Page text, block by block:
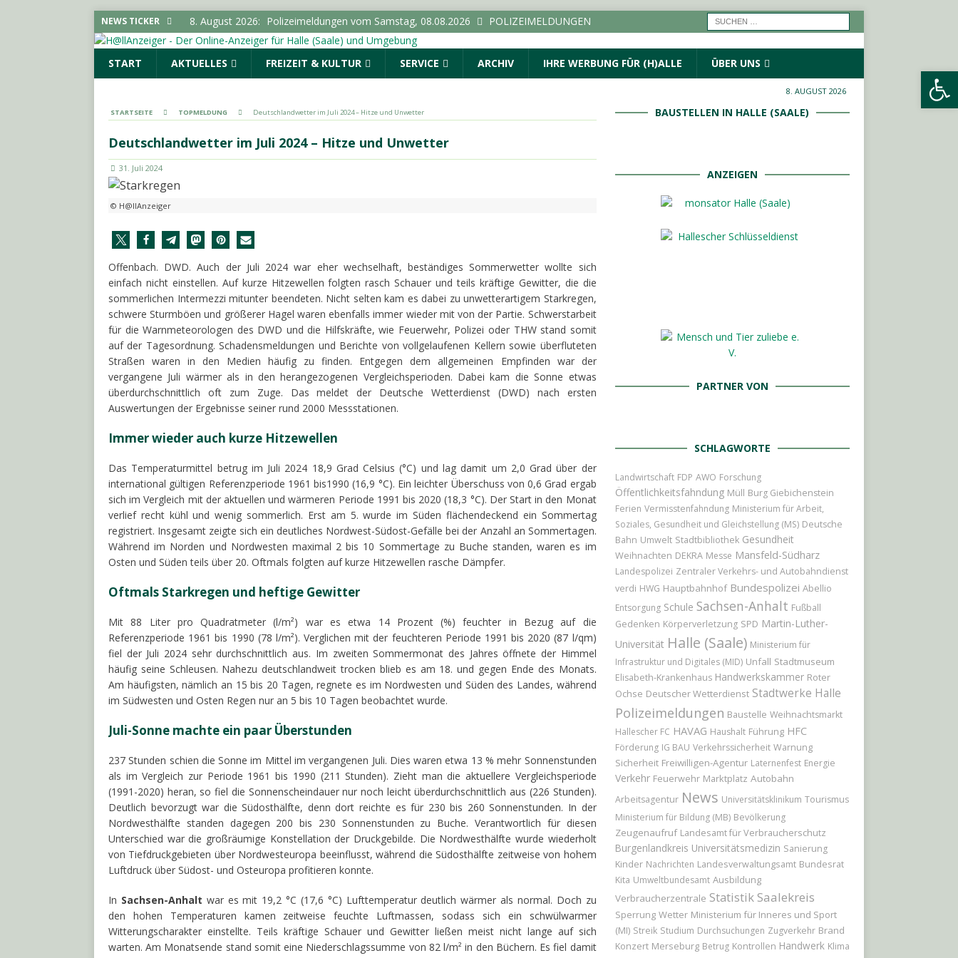
Werkzeugleiste öffnen
NEWS TICKER 8. August 2026: Polizeimeldungen vom Samstag, 08.08.2026
POLIZEIMELDUNGEN
8. August 2026: Über 24.000 Euro flossen in Sachsen-Anhalt im Jahr 2024 pro Kopf in
den Konsum
SACHSEN-ANHALT INFO
keine Förderhindernisse erfinden”
LOKALE NACHRICHTEN - HALLE (SAALE) &
7. August 2026: Pkw-Kontrolle führt zu Durchsuchung und Festnahmen
START AKTUELLES FREIZEIT & KULTUR SERVICE ARCHIV IHRE WERBUNG FÜR (H)ALLE ÜBER UNS
8. AUGUST 2026
STARTSEITE TOPMELDUNG Deutschlandwetter im Juli 2024 – Hitze und Unwetter
Deutschlandwetter im Juli 2024 – Hitze und Unwetter
31. Juli 2024
© H@llAnzeiger
Offenbach. DWD. Auch der Juli 2024 war eher wechselhaft, beständiges Sommerwetter wollte sich
einfach nicht einstellen. Auf kurze Hitzewellen folgten rasch Schauer und teils kräftige Gewitter, die die
sommerlichen Intermezzi mitunter beendeten. Nicht selten kam es dabei zu unwetterartigem Starkregen,
schwere Sturmböen und größerer Hagel waren ebenfalls immer wieder mit von der Partie. Schwerstarbeit
für die Warnmeteorologen des DWD und die Hilfskräfte, wie Feuerwehr, Polizei oder THW stand somit
auf der Tagesordnung. Schadensmeldungen und Berichte von vollgelaufenen Kellern sowie überfluteten
Straßen waren in den Medien häufig zu finden. Entgegen dem allgemeinen Empfinden war der
vergangene Juli wärmer als in den herangezogenen Vergleichsperioden. Dabei kam die Sonne etwas
überdurchschnittlich oft zum Zuge. Das meldet der Deutsche Wetterdienst (DWD) nach ersten
Auswertungen der Ergebnisse seiner rund 2000 Messstationen.
Immer wieder auch kurze Hitzewellen
Das Temperaturmittel betrug im Juli 2024 18,9 Grad Celsius (°C) und lag damit um 2,0 Grad über der
international gültigen Referenzperiode 1961 bis1990 (16,9 °C). Ein leichter Überschuss von 0,6 Grad ergab
sich im Vergleich mit der aktuellen und wärmeren Periode 1991 bis 2020 (18,3 °C). Der Start in den Monat
verlief recht kühl und wenig sommerlich. Erst am 5. wurde im Süden flächendeckend ein Sommertag
registriert. Insgesamt zeigte sich ein deutliches Nordwest-Südost-Gefälle bei der Anzahl an Sommertagen.
Während im Norden und Nordwesten maximal 2 bis 10 Sommertage zu Buche standen, waren es im
Osten und Süden teils über 20. Oftmals folgten auf kurze Hitzewellen rasche Dämpfer.
Oftmals Starkregen und heftige Gewitter
Mit 88 Liter pro Quadratmeter (l/m²) war es etwa 14 Prozent (%) feuchter in Bezug auf die
Referenzperiode 1961 bis 1990 (78 l/m²). Verglichen mit der feuchteren Periode 1991 bis 2020 (87 l/qm)
fiel der Juli 2024 sehr durchschnittlich aus. Im zweiten Sommermonat des Jahres öffnete der Himmel
häufig seine Schleusen. Nahezu deutschlandweit trocken blieb es am 18. und gegen Ende des Monats.
Am häufigsten, nämlich an 15 bis 20 Tagen, regnete es im Nordwesten und Süden des Landes, während
im Südwesten und Osten Regen nur an 5 bis 10 Tagen beobachtet wurde.
Juli-Sonne machte ein paar Überstunden
237 Stunden schien die Sonne im Mittel im vergangenen Juli. Dies waren etwa 13 % mehr Sonnenstunden
als im Vergleich zur Periode 1961 bis 1990 (211 Stunden). Zieht man die aktuellere Vergleichsperiode
(1991-2020) heran, so fiel die Sonnenscheindauer nur noch leicht überdurchschnittlich aus (226 Stunden).
Deutlich bevorzugt war die Südosthälfte, denn dort reichte es für 230 bis 260 Sonnenstunden. In der
Nordwesthälfte standen dagegen 200 bis 230 Sonnenstunden zu Buche. Verantwortlich für diesen
Unterschied war die großräumige Konstellation der Druckgebilde. Die Nordwesthälfte wurde wiederholt
von Tiefdruckgebieten über Nordwesteuropa beeinflusst, während die Südosthälfte zeitweise von hohem
Luftdruck über Südost- und Osteuropa profitieren konnte.
In Sachsen-Anhalt war es mit 19,2 °C (17,6 °C) Lufttemperatur deutlich wärmer als normal. Doch zu
den hohen Temperaturen kamen zeitweise feuchte Luftmassen, sodass sich ein schwülwarmer
Witterungscharakter einstellte. Teils kräftige Schauer und Gewitter ließen meist nicht lange auf sich
warten. Am Monatsende stand somit eine Niederschlagssumme von 82 l/m² in den Büchern. Es fiel damit
BAUSTELLEN IN HALLE (SAALE)
ANZEIGEN
PARTNER VON
SCHLAGWORTE
Landwirtschaft FDP AWO Forschung
Öffentlichkeitsfahndung Müll Burg Giebichenstein
Ferien Vermisstenfahndung Ministerium für Arbeit,
Soziales, Gesundheit und Gleichstellung (MS) Deutsche
Bahn Umwelt Stadtbibliothek Gesundheit
Weihnachten DEKRA Messe Mansfeld-Südharz
Landespolizei Zentraler Verkehrs- und Autobahndienst
verdi HWG Hauptbahnhof Bundespolizei Abellio
Entsorgung Schule Sachsen-Anhalt Fußball
Gedenken Körperverletzung SPD Martin-Luther-
Universität Halle (Saale) Ministerium für
Infrastruktur und Digitales (MID) Unfall Stadtmuseum
Elisabeth-Krankenhaus Handwerkskammer Roter
Ochse Deutscher Wetterdienst Stadtwerke Halle
Polizeimeldungen Baustelle Weihnachtsmarkt
Hallescher FC HAVAG Haushalt Führung HFC
Förderung IG BAU Verkehrssicherheit Warnung
Sicherheit Freiwilligen-Agentur Laternenfest Energie
Verkehr Feuerwehr Marktplatz Autobahn
Arbeitsagentur News Universitätsklinikum Tourismus
Ministerium für Bildung (MB) Bevölkerung
Zeugenaufruf Landesamt für Verbraucherschutz
Burgenlandkreis Universitätsmedizin Sanierung
Kinder Nachrichten Landesverwaltungsamt Bundesrat
Kita Umweltbundesamt Ausbildung
Verbraucherzentrale Statistik Saalekreis
Sperrung Wetter Ministerium für Inneres und Sport
(MI) Streik Studium Durchsuchungen Zugverkehr Brand
Konzert Merseburg Betrug Kontrollen Handwerk Klima